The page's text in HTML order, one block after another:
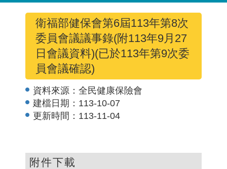
衛福部健保會第6屆113年第8次
委員會議議事錄(附113年9月27
日會議資料)(已於113年第9次委
員會議確認)
資料來源： 全民健康保險會
建檔日期： 113-10-07
更新時間： 113-11-04
附件下載